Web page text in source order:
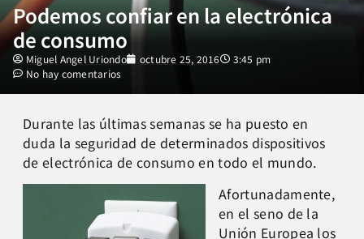
Podemos confiar en la electrónica
de consumo
Miguel Angel Uriondo octubre 25, 2016
3:45 pm
No hay comentarios
Durante las últimas semanas se ha puesto en
duda la seguridad de determinados dispositivos
de electrónica de consumo en todo el mundo.
Afortunadamente,
en el seno de la
Unión Europea los